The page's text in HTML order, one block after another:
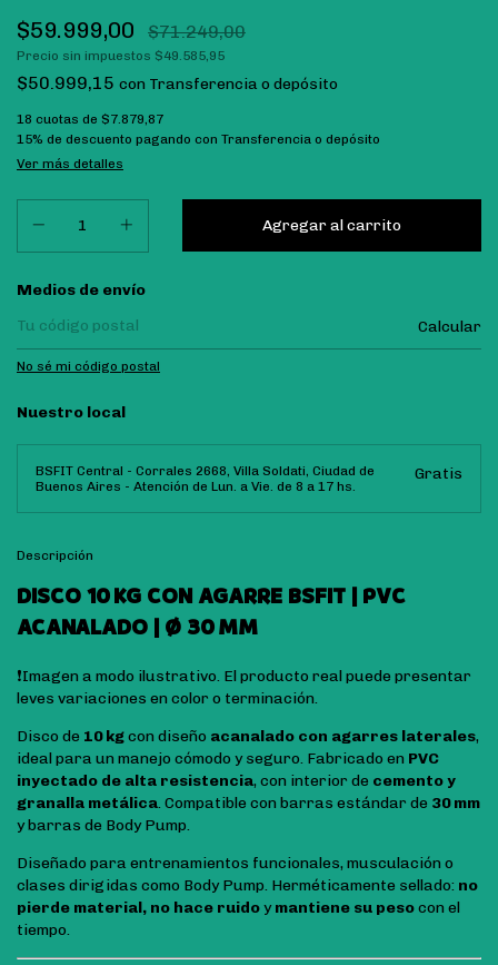
$59.999,00 $71.249,00
Precio sin impuestos $49.585,95
$50.999,15 con Transferencia o depósito
18 cuotas de $7.879,87
15% de descuento pagando con Transferencia o depósito
Ver más detalles
Entregas para el CP:
Medios de envío
Calcular
No sé mi código postal
Nuestro local
BSFIT Central - Corrales 2668, Villa Soldati, Ciudad de
Buenos Aires - Atención de Lun. a Vie. de 8 a 17 hs.
Gratis
Descripción
DISCO 10 KG CON AGARRE BSFIT | PVC
ACANALADO | Ø 30 MM
❗Imagen a modo ilustrativo. El producto real puede presentar
leves variaciones en color o terminación.
Disco de 10 kgcon diseño acanalado con agarres laterales,
ideal para un manejo cómodo y seguro. Fabricado en PVC
inyectado de alta resistencia, con interior de cemento y
granalla metálica. Compatible con barras estándar de 30 mm
y barras de Body Pump.
Diseñado para entrenamientos funcionales, musculación o
clases dirigidas como Body Pump. Herméticamente sellado: no
pierde material, no hace ruidoymantiene su pesocon el
tiempo.